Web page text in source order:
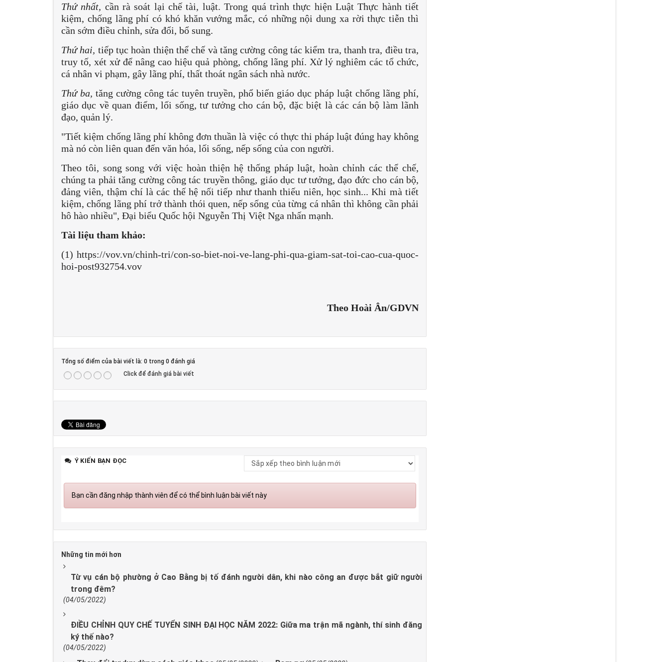
Thứ nhất, cần rà soát lại chế tài, luật. Trong quá trình thực hiện Luật Thực hành tiết
kiệm, chống lãng phí có khó khăn vướng mắc, có những nội dung xa rời thực tiễn thì
cần sớm điều chỉnh, sửa đổi, bổ sung.
Thứ hai, tiếp tục hoàn thiện thể chế và tăng cường công tác kiểm tra, thanh tra, điều tra,
truy tố, xét xử để nâng cao hiệu quả phòng, chống lãng phí. Xử lý nghiêm các tổ chức,
cá nhân vi phạm, gây lãng phí, thất thoát ngân sách nhà nước.
Thứ ba, tăng cường công tác tuyên truyền, phổ biến giáo dục pháp luật chống lãng phí,
giáo dục về quan điểm, lối sống, tư tưởng cho cán bộ, đặc biệt là các cán bộ làm lãnh
đạo, quản lý.
"Tiết kiệm chống lãng phí không đơn thuần là việc có thực thi pháp luật đúng hay không
mà nó còn liên quan đến văn hóa, lối sống, nếp sống của con người.
Theo tôi, song song với việc hoàn thiện hệ thống pháp luật, hoàn chỉnh các thể chế,
chúng ta phải tăng cường công tác truyền thông, giáo dục tư tưởng, đạo đức cho cán bộ,
đảng viên, thậm chí là các thế hệ nối tiếp như thanh thiếu niên, học sinh... Khi mà tiết
kiệm, chống lãng phí trở thành thói quen, nếp sống của từng cá nhân thì không cần phải
hô hào nhiều", Đại biểu Quốc hội Nguyễn Thị Việt Nga nhấn mạnh.
Tài liệu tham khảo:
(1) https://vov.vn/chinh-tri/con-so-biet-noi-ve-lang-phi-qua-giam-sat-toi-cao-cua-quoc-
hoi-post932754.vov
Theo Hoài Ân/GDVN
Tổng số điểm của bài viết là: 0 trong 0 đánh giá
Click để đánh giá bài viết
Ý KIẾN BẠN ĐỌC
Bạn cần đăng nhập thành viên để có thể bình luận bài viết này
Những tin mới hơn
Từ vụ cán bộ phường ở Cao Bằng bị tố đánh người dân, khi nào công an được bắt giữ người
trong đêm?
(04/05/2022)
ĐIỀU CHỈNH QUY CHẾ TUYỂN SINH ĐẠI HỌC NĂM 2022: Giữa ma trận mã ngành, thí sinh đăng
ký thế nào?
(04/05/2022)